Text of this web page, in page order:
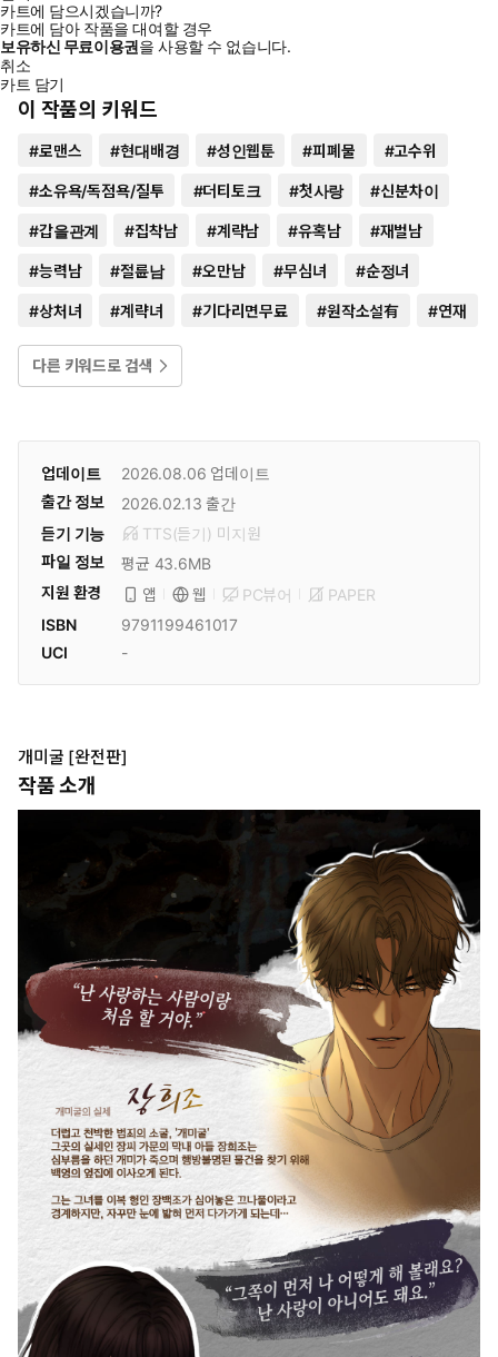
카트에 담으시겠습니까?
카트에 담아 작품을 대여할 경우
보유하신 무료이용권을 사용할 수 없습니다.
취소
카트 담기
이 작품의 키워드
#로맨스 #현대배경 #성인웹툰 #피폐물 #고수위
#소유욕/독점욕/질투 #더티토크 #첫사랑 #신분차이
#갑을관계 #집착남 #계략남 #유혹남 #재벌남
#능력남 #절륜남 #오만남 #무심녀 #순정녀
#상처녀 #계략녀 #기다리면무료 #원작소설有 #연재
다른 키워드로 검색
업데이트 2026.08.06 업데이트
출간 정보
2026.02.13 출간
듣기 기능
TTS(듣기) 미 지원
파일 정보
평균 43.6MB
지원 환경
앱 웹 PC뷰어
PAPER
ISBN
9791199461017
UCI
-
개미굴 [완전판]
작품 소개